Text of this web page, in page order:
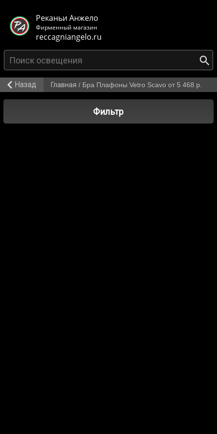
Реканьи Анжело
Фирменный магазин
reccagniangelo.ru
Назад Главная / Бра Плафоны Vetro Scavo от 5 468 р.
Фильтр